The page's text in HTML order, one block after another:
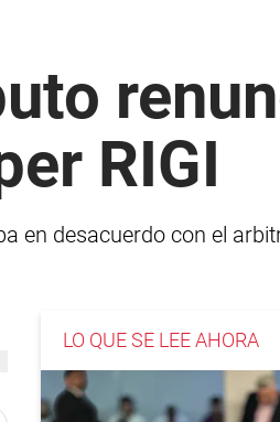
RIGI
en desacuerdo con el
LO QUE SE LEE AHORA